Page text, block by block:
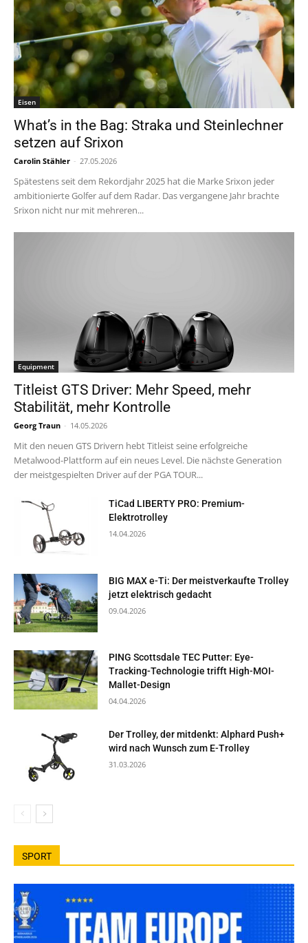
Eisen
What’s in the Bag: Straka und Steinlechner
setzen auf Srixon
Carolin Stähler - 27.05.2026
Spätestens seit dem Rekordjahr 2025 hat die Marke Srixon jeder
ambitionierte Golfer auf dem Radar. Das vergangene Jahr brachte
Srixon nicht nur mit mehreren...
Equipment
Titleist GTS Driver: Mehr Speed, mehr
Stabilität, mehr Kontrolle
Georg Traun - 14.05.2026
Mit den neuen GTS Drivern hebt Titleist seine erfolgreiche
Metalwood-Plattform auf ein neues Level. Die nächste Generation
der meistgespielten Driver auf der PGA TOUR...
TiCad LIBERTY PRO: Premium-
Elektrotrolley
14.04.2026
BIG MAX e-Ti: Der meistverkaufte Trolley
jetzt elektrisch gedacht
09.04.2026
PING Scottsdale TEC Putter: Eye-
Tracking-Technologie trifft High-MOI-
Mallet-Design
04.04.2026
Der Trolley, der mitdenkt: Alphard Push+
wird nach Wunsch zum E-Trolley
31.03.2026
SPORT